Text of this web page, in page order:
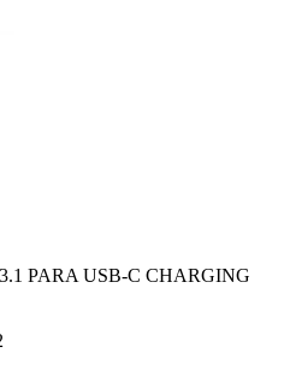
PARA USB-C CHARGING